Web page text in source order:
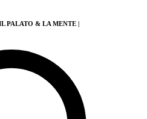
PALATO & LA MENTE |